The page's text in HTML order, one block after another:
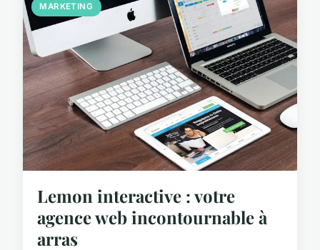
MARKETING
Lemon interactive : votre
agence web incontournable à
arras